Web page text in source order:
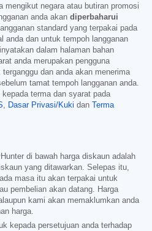
mengikut negara atau butiran promosi
anda akan diperbaharui
standard yang terpakai pada
anda dan untuk tempoh langganan
dalam halaman bahan
anda merupakan pengguna
dan anda akan menerima
tamat tempoh langganan anda.
terma dan syarat pada
, Dasar Privasi/Kuki dan
Terma
di bawah harga diskaun adalah
yang ditawarkan. Selepas itu,
masa itu akan terpakai untuk
pembelian akan datang. Harga
kami akan memaklumkan anda
harga.
kepada persetujuan anda terhadap